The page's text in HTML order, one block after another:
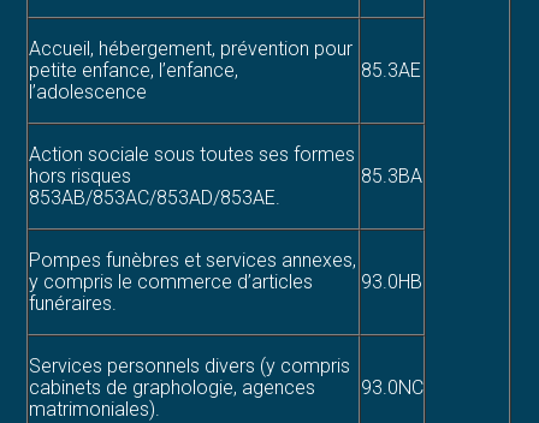
Accueil, hébergement, prévention pour
petite enfance, l’enfance,
l’adolescence
85.3AE
Action sociale sous toutes ses formes
hors risques
853AB/853AC/853AD/853AE.
85.3BA
Pompes funèbres et services annexes,
y compris le commerce d’articles
funéraires.
93.0HB
Services personnels divers (y compris
cabinets de graphologie, agences
matrimoniales).
93.0NC